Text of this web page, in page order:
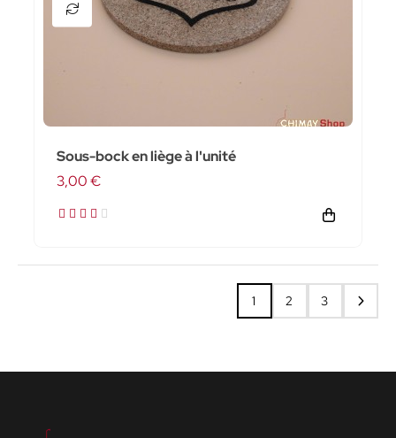
Sous-bock en liège à l'unité
3,00 €
1 2 3